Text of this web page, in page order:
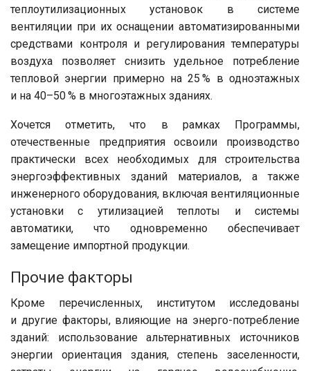
теплоутилизационных установок в системе
вентиляции при их оснащении автоматизированными
средствами контроля и регулирования температуры
воздуха позволяет снизить удельное потребление
тепловой энергии примерно на 25 % в одноэтажных
и на 40–50 % в многоэтажных зданиях.
Хочется отметить, что в рамках Программы,
отечественные предприятия освоили производство
практически всех необходимых для строительства
энергоэффективных зданий материалов, а также
инженерного оборудования, включая вентиляционные
установки с утилизацией теплоты и системы
автоматики, что одновременно обеспечивает
замещение импортной продукции.
Прочие факторы
Кроме перечисленных, институтом исследованы
и другие факторы, влияющие на энерго-потребление
зданий: использование альтернативных источников
энергии ориентация здания, степень заселенности,